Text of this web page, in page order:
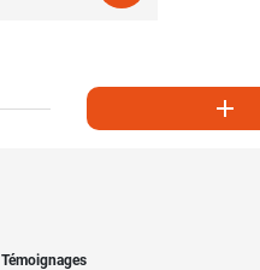

Témoignages